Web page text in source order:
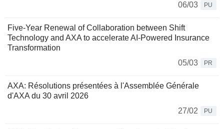
06/03
PU
Five-Year Renewal of Collaboration between Shift
Technology and AXA to accelerate AI-Powered Insurance
Transformation
05/03
PR
AXA: Résolutions présentées à l'Assemblée Générale
d'AXA du 30 avril 2026
27/02
PU